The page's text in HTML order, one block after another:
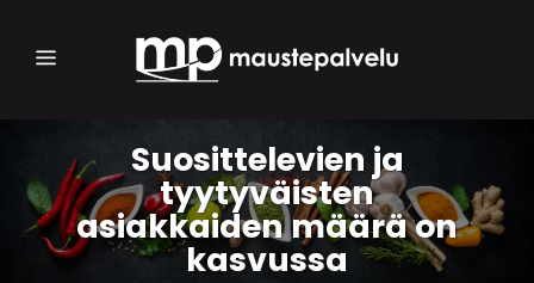
Suosittelevien ja
tyytyväisten
asiakkaiden määrä on
kasvussa